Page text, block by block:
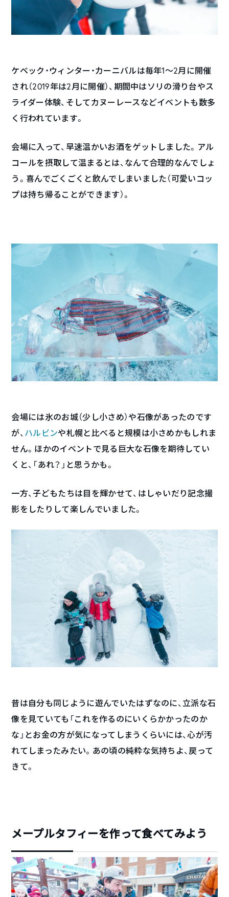
ケベック・ウィンター・カーニバルは毎年1〜2月に開催
され（2019年は2月に開催）、期間中はソリの滑り台やス
ライダー体験、そしてカヌーレースなどイベントも数多
く行われています。
会場に入って、早速温かいお酒をゲットしました。アル
コールを摂取して温まるとは、なんて合理的なんでしょ
う。喜んでごくごくと飲んでしまいました（可愛いコッ
プは持ち帰ることができます）。
会場には氷のお城（少し小さめ）や石像があったのです
が、 ハルビンや札幌と比べると規模は小さめかもしれま
せん。ほかのイベントで見る巨大な石像を期待してい
くと、「あれ？」と思うかも。
一方、子どもたちは目を輝かせて、はしゃいだり記念撮
影をしたりして楽しんでいました。
昔は自分も同じように遊んでいたはずなのに、立派な石
像を見ていても「これを作るのにいくらかかったのか
な」とお金の方が気になってしまうくらいには、心が汚
れてしまったみたい。あの頃の純粋な気持ちよ、戻って
きて。
メープルタフィーを作って食べてみよう